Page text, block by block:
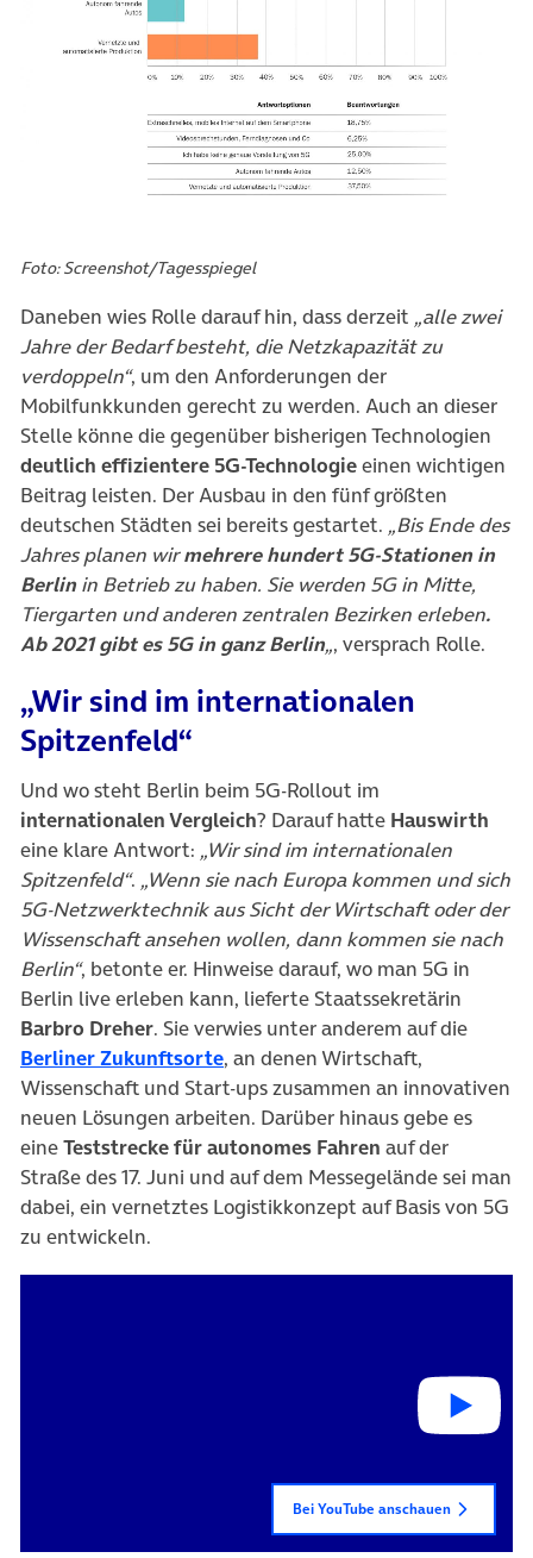
Foto: Screenshot/Tagesspiegel
Daneben wies Rolle darauf hin, dass derzeit „alle zwei
Jahre der Bedarf besteht, die Netzkapazität zu
verdoppeln“, um den Anforderungen der
Mobilfunkkunden gerecht zu werden. Auch an dieser
Stelle könne die gegenüber bisherigen Technologien
deutlich effizientere 5G-Technologieeinen wichtigen
Beitrag leisten. Der Ausbau in den fünf größten
deutschen Städten sei bereits gestartet. „Bis Ende des
Jahres planen wirmehrere hundert 5G-Stationen in
Berlinin Betrieb zu haben. Sie werden 5G in Mitte,
Tiergarten und anderen zentralen Bezirken erleben.
Ab 2021 gibt es 5G in ganz Berlin„, versprach Rolle.
„Wir sind im internationalen
Spitzenfeld“
Und wo steht Berlin beim 5G-Rollout im
internationalen Vergleich? Darauf hatte Hauswirth
eine klare Antwort: „Wir sind im internationalen
Spitzenfeld“. „Wenn sie nach Europa kommen und sich
5G-Netzwerktechnik aus Sicht der Wirtschaft oder der
Wissenschaft ansehen wollen, dann kommen sie nach
Berlin“, betonte er. Hinweise darauf, wo man 5G in
Berlin live erleben kann, lieferte Staatssekretärin
Barbro Dreher. Sie verwies unter anderem auf die
Berliner Zukunftsorte(öffnet in neuem Tab)
, an denen Wirtschaft,
Wissenschaft und Start-ups zusammen an innovativen
neuen Lösungen arbeiten. Darüber hinaus gebe es
eineTeststrecke für autonomes Fahren auf der
Straße des 17. Juni und auf dem Messegelände sei man
dabei, ein vernetztes Logistikkonzept auf Basis von 5G
zu entwickeln.
Bei YouTube anschauen